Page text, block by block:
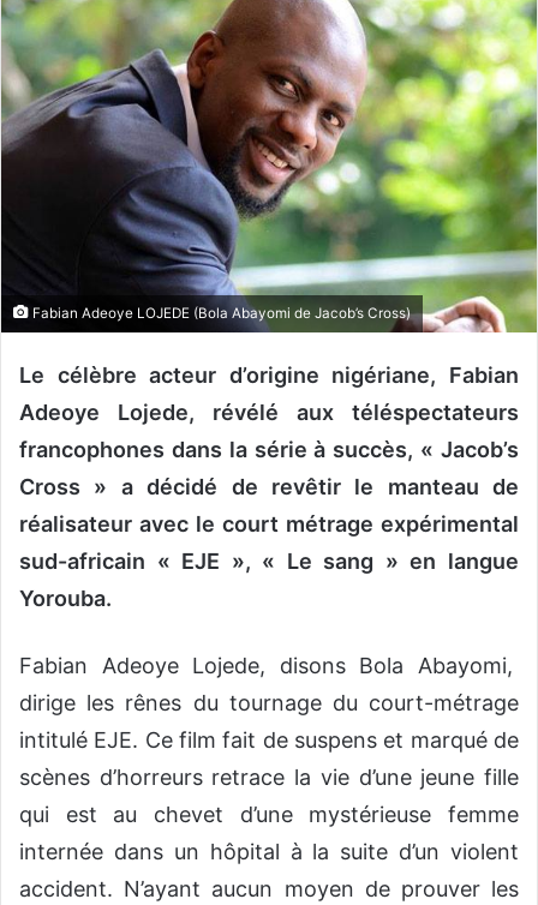
y
e
r
o
u
r
r
i
Fabian Adeoye LOJEDE (Bola Abayomi de Jacob’s Cross)
Le célèbre acteur d’origine nigériane, Fabian
Adeoye Lojede, révélé aux téléspectateurs
francophones dans la série à succès, « Jacob’s
Cross » a décidé de revêtir le manteau de
réalisateur avec le court métrage expérimental
sud-africain « EJE », « Le sang » en langue
Yorouba.
Fabian Adeoye Lojede, disons Bola Abayomi,
dirige les rênes du tournage du court-métrage
intitulé EJE. Ce film fait de suspens et marqué de
scènes d’horreurs retrace la vie d’une jeune fille
qui est au chevet d’une mystérieuse femme
internée dans un hôpital à la suite d’un violent
accident. N’ayant aucun moyen de prouver les